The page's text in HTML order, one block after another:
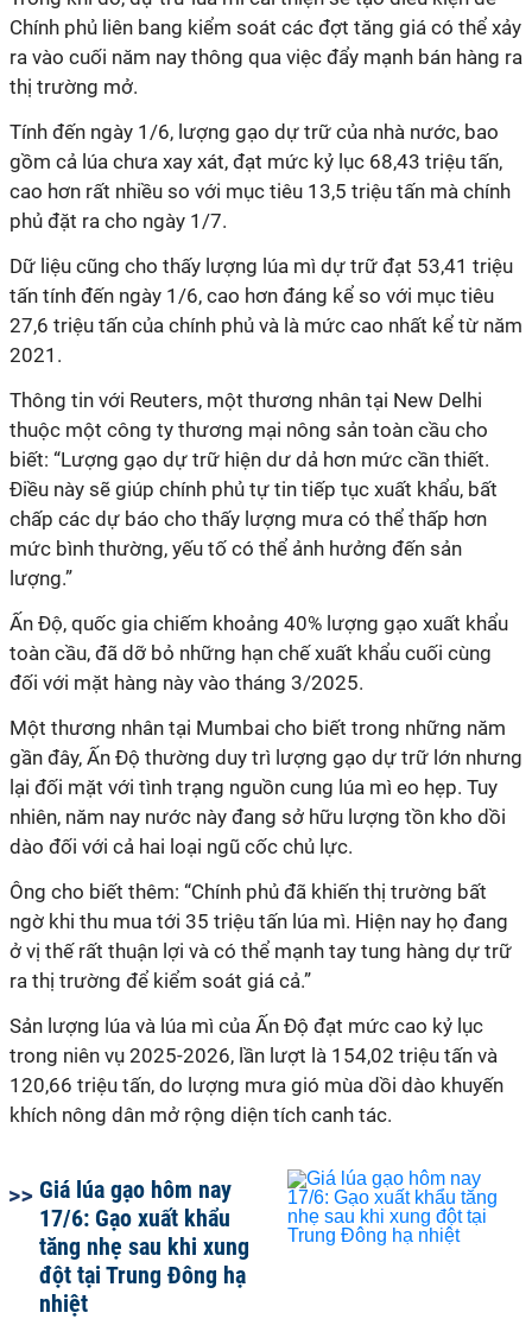
Chính phủ liên bang kiểm soát các đợt tăng giá có thể xảy
ra vào cuối năm nay thông qua việc đẩy mạnh bán hàng ra
thị trường mở.
Tính đến ngày 1/6, lượng gạo dự trữ của nhà nước, bao
gồm cả lúa chưa xay xát, đạt mức kỷ lục 68,43 triệu tấn,
cao hơn rất nhiều so với mục tiêu 13,5 triệu tấn mà chính
phủ đặt ra cho ngày 1/7.
Dữ liệu cũng cho thấy lượng lúa mì dự trữ đạt 53,41 triệu
tấn tính đến ngày 1/6, cao hơn đáng kể so với mục tiêu
27,6 triệu tấn của chính phủ và là mức cao nhất kể từ năm
2021.
Thông tin với Reuters, một thương nhân tại New Delhi
thuộc một công ty thương mại nông sản toàn cầu cho
biết: “Lượng gạo dự trữ hiện dư dả hơn mức cần thiết.
Điều này sẽ giúp chính phủ tự tin tiếp tục xuất khẩu, bất
chấp các dự báo cho thấy lượng mưa có thể thấp hơn
mức bình thường, yếu tố có thể ảnh hưởng đến sản
lượng.”
Ấn Độ, quốc gia chiếm khoảng 40% lượng gạo xuất khẩu
toàn cầu, đã dỡ bỏ những hạn chế xuất khẩu cuối cùng
đối với mặt hàng này vào tháng 3/2025.
Một thương nhân tại Mumbai cho biết trong những năm
gần đây, Ấn Độ thường duy trì lượng gạo dự trữ lớn nhưng
lại đối mặt với tình trạng nguồn cung lúa mì eo hẹp. Tuy
nhiên, năm nay nước này đang sở hữu lượng tồn kho dồi
dào đối với cả hai loại ngũ cốc chủ lực.
Ông cho biết thêm: “Chính phủ đã khiến thị trường bất
ngờ khi thu mua tới 35 triệu tấn lúa mì. Hiện nay họ đang
ở vị thế rất thuận lợi và có thể mạnh tay tung hàng dự trữ
ra thị trường để kiểm soát giá cả.”
Sản lượng lúa và lúa mì của Ấn Độ đạt mức cao kỷ lục
trong niên vụ 2025-2026, lần lượt là 154,02 triệu tấn và
120,66 triệu tấn, do lượng mưa gió mùa dồi dào khuyến
khích nông dân mở rộng diện tích canh tác.
Giá lúa gạo hôm nay
17/6: Gạo xuất khẩu
tăng nhẹ sau khi xung
đột tại Trung Đông hạ
nhiệt